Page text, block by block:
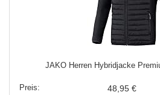
JAKO Herren Hybridjacke
48,95 €